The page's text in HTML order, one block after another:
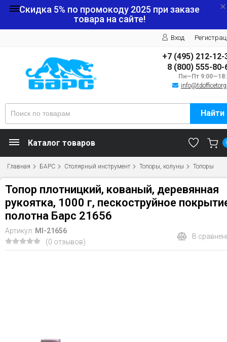
Скидка 5% по промокоду 2025 при заказе
товара на сайте!
Вход
+7 (495) 212-12-
8 (800) 555-80-
Пн—Пт
Найти
Каталог товаров
Главная БАРС Столярный инструмент Топоры, колуны Топоры
Топор плотницкий, кованый, деревянная
рукоятка, 1000 г, пескоструйное
полотна Барс 21656
Артикул: MI-21656
(0 отзывов)
В